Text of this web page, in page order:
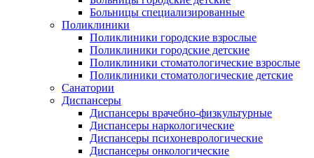
Больницы специализированные
Поликлиники
Поликлиники городские взрослые
Поликлиники городские детские
Поликлиники стоматологические взрослые
Поликлиники стоматологические детские
Санатории
Диспансеры
Диспансеры врачебно-физкультурные
Диспансеры наркологические
Диспансеры психоневрологические
Диспансеры онкологические